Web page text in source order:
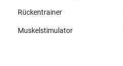
Rückentrainer
Muskelstimulator